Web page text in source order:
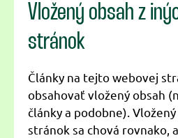
Vložený obsah z
stránok
Články na tejto webovej
obsahovať vložený obsah
články a podobne).
stránok sa chová rovnako,